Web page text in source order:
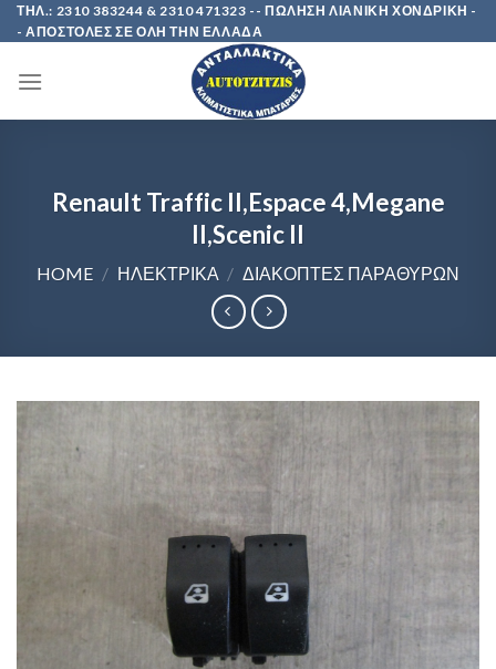
Skip
to
ΤΗΛ.: 2310 383244 & 2310 471323 -- ΠΩΛΗΣΗ ΛΙΑΝΙΚΗ ΧΟΝΔΡΙΚΗ -
- ΑΠΟΣΤΟΛΕΣ ΣΕ ΟΛΗ ΤΗΝ ΕΛΛΑΔΑ
Renault Traffic II,Espace 4,Megane
II,Scenic II
HOME / ΗΛΕΚΤΡΙΚΑ / ΔΙΑΚΟΠΤΕΣ ΠΑΡΑΘΥΡΩΝ